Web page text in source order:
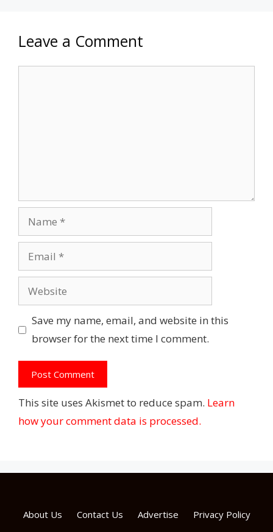
Leave a Comment
Name
Email
Website
Save my name, email, and website in this
browser for the next time I comment.
This site uses Akismet to reduce spam. Learn
how your comment data is processed.
About Us Contact Us Advertise
Privacy Policy